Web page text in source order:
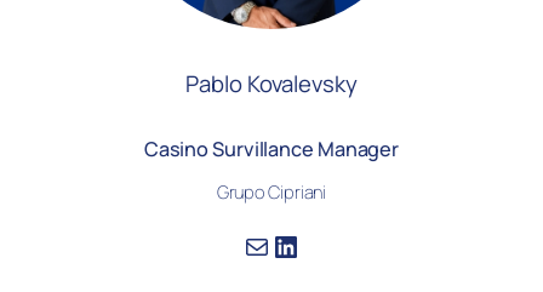
Pablo Kovalevsky
Casino Survillance Manager
Grupo Cipriani
Correo electrónico LinkedIn